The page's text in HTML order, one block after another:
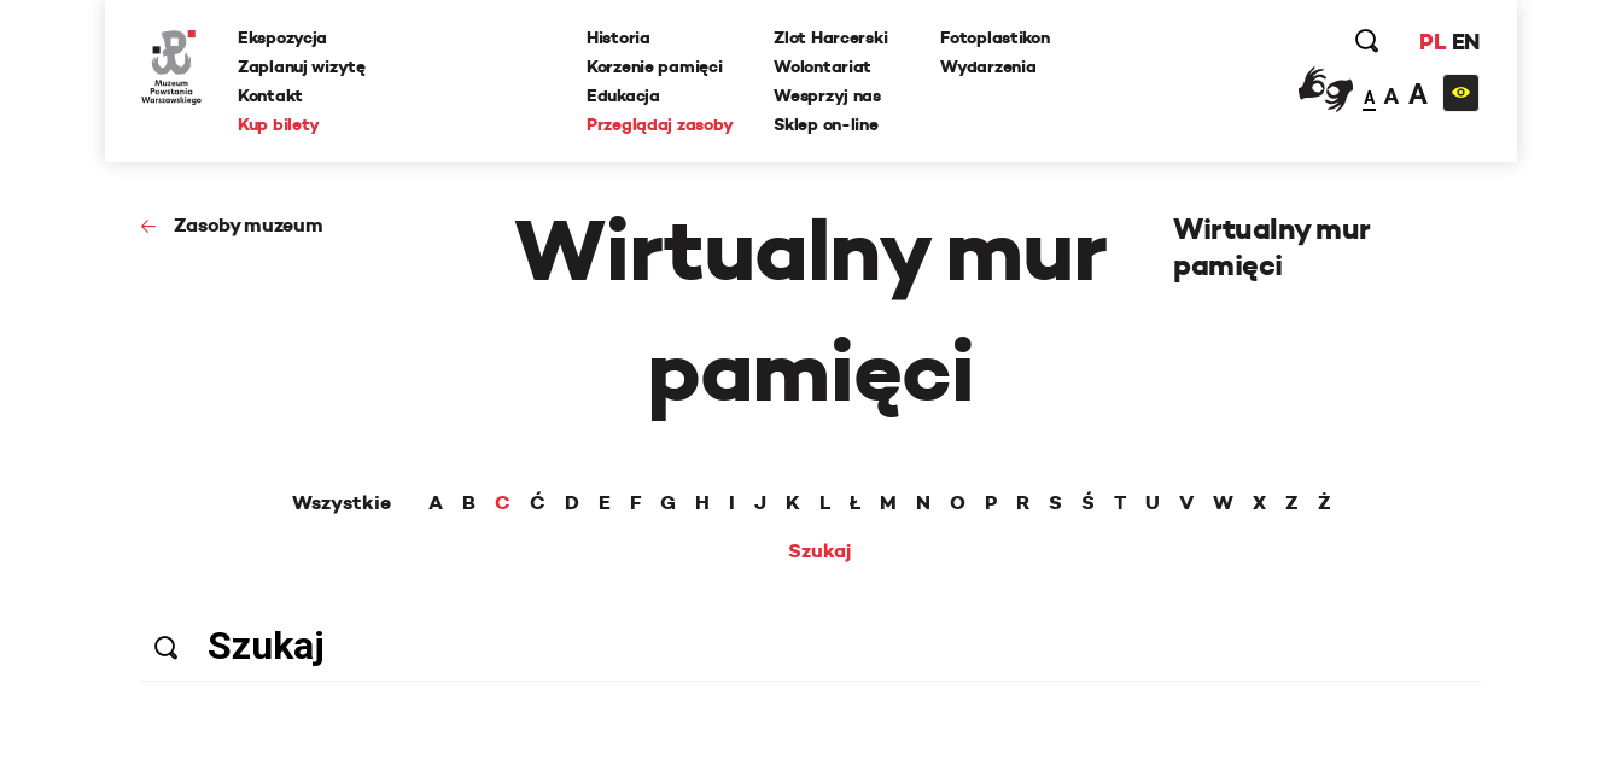
Ekspozycja
Zaplanuj wizytę
Kontakt
Kup bilety
Historia
Korzenie pamięci
Edukacja
Przeglądaj zasoby
Zlot Harcerski
Wolontariat
Wesprzyj nas
Sklep on-line
Fotoplastikon
Wydarzenia
PL EN
A A A
Zasoby muzeum
Wirtualny mur
pamięci
Wirtualny mur
pamięci
Wszystkie A B C Ć D E F G H I J K L Ł M N O P R S Ś T U V W X Z
Ż
Szukaj